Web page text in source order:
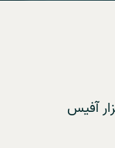
آفيس